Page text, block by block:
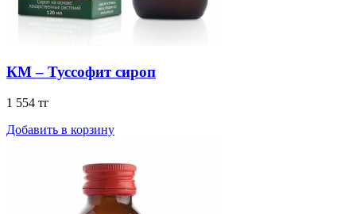
КМ – Туссофит сироп
1 554 тг
Добавить в корзину